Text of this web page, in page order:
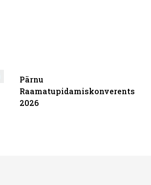
Pärnu
Raamatupidamiskonverents
2026